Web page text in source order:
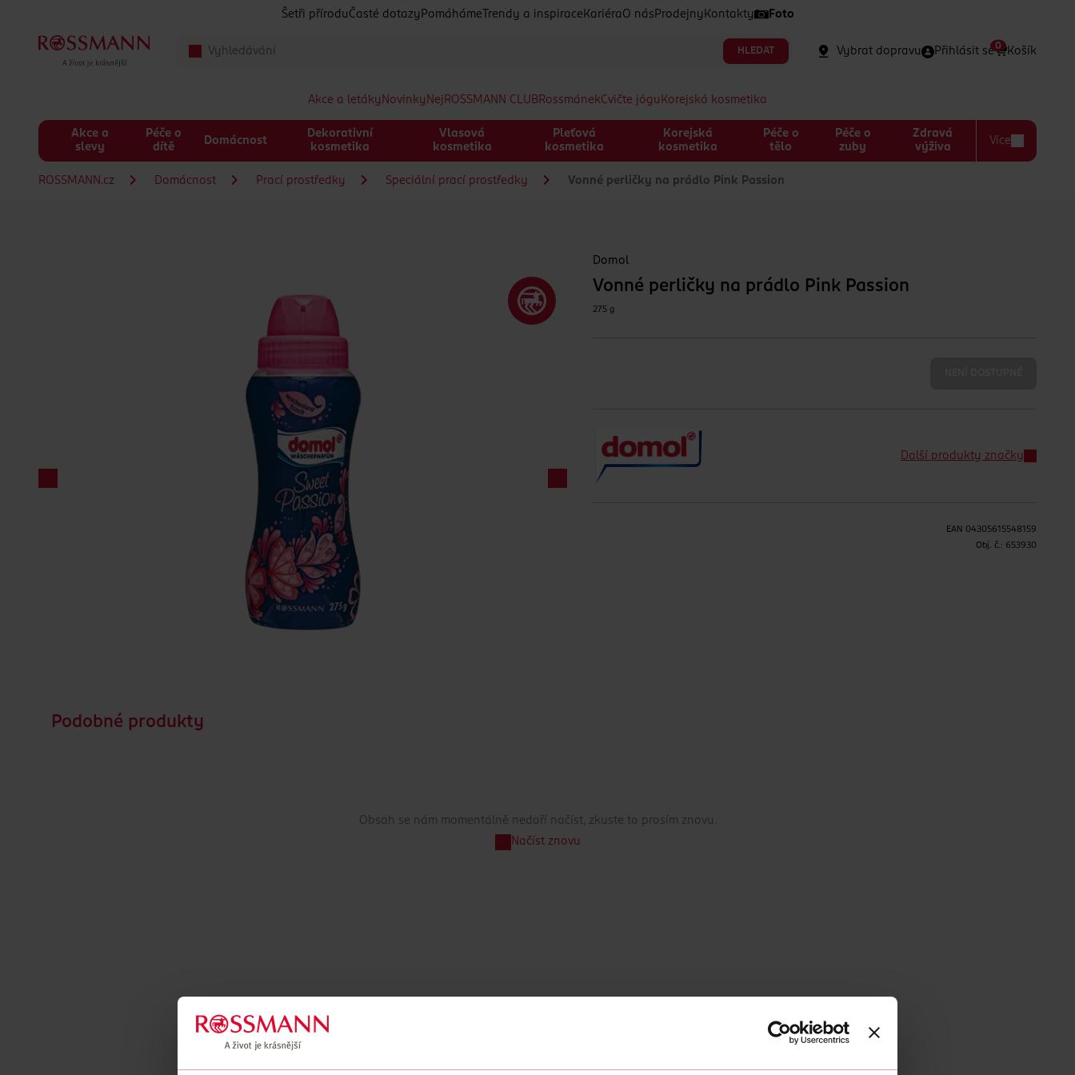
Šetři přírodu Časté dotazy Pomáháme Trendy a inspirace Kariéra O nás Prodejny Kontakty Foto
HLEDAT Vybrat dopravu Přihlásit se Košík
0
Akce a letáky Novinky Nej ROSSMANN CLUBRossmánekCvičte jógu Korejská kosmetika
Akce a
slevy
Péče o
dítě
Domácnost
Dekorativní
kosmetika
Vlasová
kosmetika
Pleťová
kosmetika
Korejská
kosmetika
Péče o
tělo
Péče o
zuby
Zdravá
výživa
Více
ROSSMANN.cz Domácnost Prací prostředky Speciální prací prostředky Vonné perličky na prádlo Pink Passion
Domol
Vonné perličky na prádlo Pink Passion
275 g
Další produkty značky
EAN 04305615548159
Obj. č.: 653930
Podobné produkty
Obsah se nám momentálně nedaří načíst, zkuste to prosím znovu.
Načíst znovu